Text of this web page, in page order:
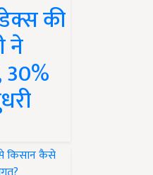
की
ने
30%